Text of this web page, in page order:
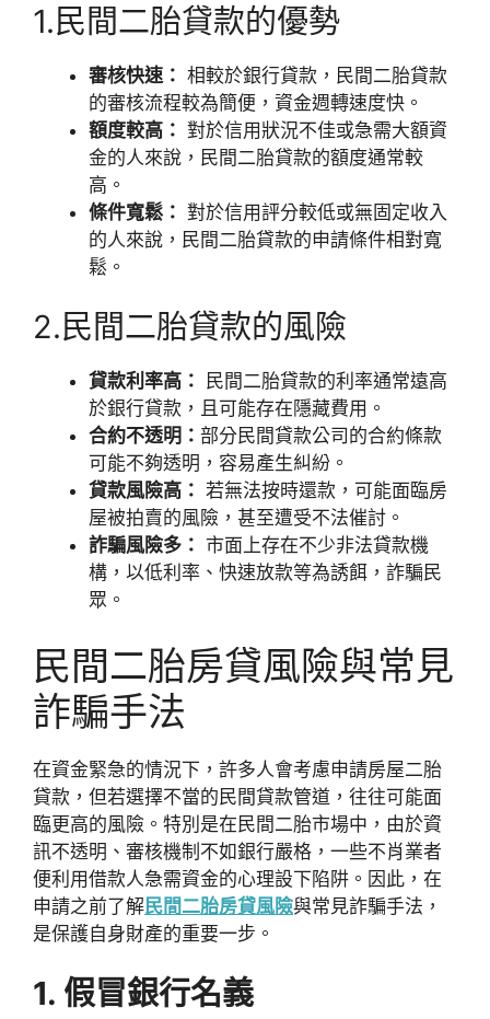
1.民間二胎貸款的優勢
審核快速： 相較於銀行貸款，民間二胎貸款
的審核流程較為簡便，資金週轉速度快。
額度較高： 對於信用狀況不佳或急需大額資
金的人來說，民間二胎貸款的額度通常較
高。
條件寬鬆： 對於信用評分較低或無固定收入
的人來說，民間二胎貸款的申請條件相對寬
鬆。
2.民間二胎貸款的風險
貸款利率高： 民間二胎貸款的利率通常遠高
於銀行貸款，且可能存在隱藏費用。
合約不透明： 部分民間貸款公司的合約條款
可能不夠透明，容易產生糾紛。
貸款風險高： 若無法按時還款，可能面臨房
屋被拍賣的風險，甚至遭受不法催討。
詐騙風險多： 市面上存在不少非法貸款機
構，以低利率、快速放款等為誘餌，詐騙民
眾。
民間二胎房貸風險與常見
詐騙手法
在資金緊急的情況下，許多人會考慮申請房屋二胎
貸款，但若選擇不當的民間貸款管道，往往可能面
臨更高的風險。特別是在民間二胎市場中，由於資
訊不透明、審核機制不如銀行嚴格，一些不肖業者
便利用借款人急需資金的心理設下陷阱。因此，在
申請之前了解 民間二胎房貸風險與常見詐騙手法，
是保護自身財產的重要一步。
1. 假冒銀行名義